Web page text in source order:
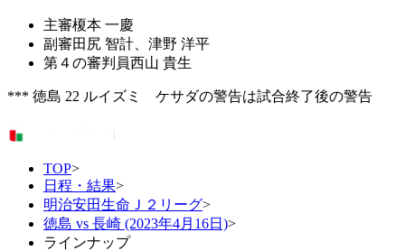
主審榎本 一慶
副審田尻 智計、津野 洋平
第４の審判員西山 貴生
*** 徳島 22 ルイズミ ケサダの警告は試合終了後の警告
TOP>
日程・結果>
明治安田生命Ｊ２リーグ>
徳島 vs 長崎 (2023年4月16日)>
ラインナップ